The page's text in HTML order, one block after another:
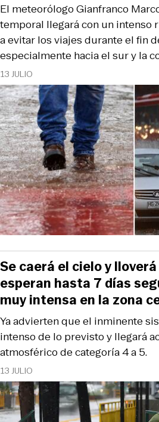
13 JULIO
El meteorólogo Gianfranco
temporal llegará con un intenso
a evitar los viajes durante el fin
especialmente hacia el sur y la
13 JULIO
Ya advierten que el inminente
intenso de lo previsto y llegará
atmosférico de categoría 4 a 5.
Se caerá el cielo y
esperan hasta 7 días
muy intensa en la zona